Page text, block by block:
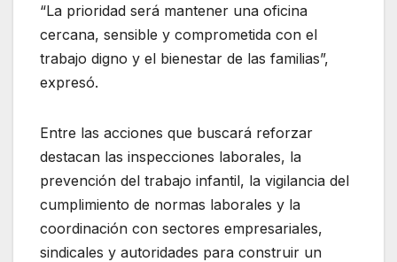
“La prioridad será mantener una oficina
cercana, sensible y comprometida con el
trabajo digno y el bienestar de las familias”,
expresó.
Entre las acciones que buscará reforzar
destacan las inspecciones laborales, la
prevención del trabajo infantil, la vigilancia del
cumplimiento de normas laborales y la
coordinación con sectores empresariales,
sindicales y autoridades para construir un